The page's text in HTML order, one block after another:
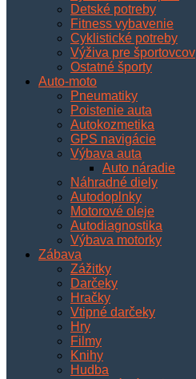
Detské potreby
Fitness vybavenie
Cyklistické potreby
Výživa pre športovcov
Ostatné športy
Auto-moto
Pneumatiky
Poistenie auta
Autokozmetika
GPS navigácie
Výbava auta
Auto náradie
Náhradné diely
Autodoplnky
Motorové oleje
Autodiagnostika
Výbava motorky
Zábava
Zážitky
Darčeky
Hračky
Vtipné darčeky
Hry
Filmy
Knihy
Hudba